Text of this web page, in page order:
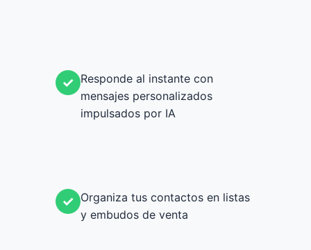
✓ Responde al instante con
mensajes personalizados
impulsados por IA
✓ Organiza tus contactos en listas
y embudos de venta